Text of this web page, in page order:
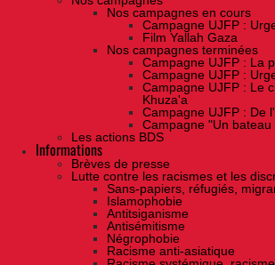
Nos campagnes en cours
Campagne UJFP :
Film Yallah Gaza
Nos campagnes terminées
Campagne UJFP : La
Campagne UJFP :
Campagne UJFP : Le
Khuza'a
Campagne UJFP : De
Campagne "Un
Les actions BDS
Informations
Brèves de presse
Lutte contre les racismes et les
Sans-papiers, réfugiés,
Islamophobie
Antitsiganisme
Antisémitisme
Négrophobie
Racisme anti-asiatique